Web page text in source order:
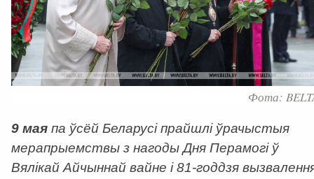
Фота:
9 мая па ўсёй Беларусі прайшлі ўрачыстыя
мерапрыемствы з нагоды Дня Перамогі ў
Вялікай Айчыннай вайне і 81-годдзя